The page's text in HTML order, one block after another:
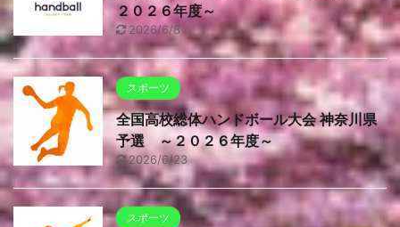
２０２６年度～
2026/6/8
スポーツ
全国高校総体ハンドボール大会 神奈川県
予選 ～２０２６年度～
2026/6/23
スポーツ